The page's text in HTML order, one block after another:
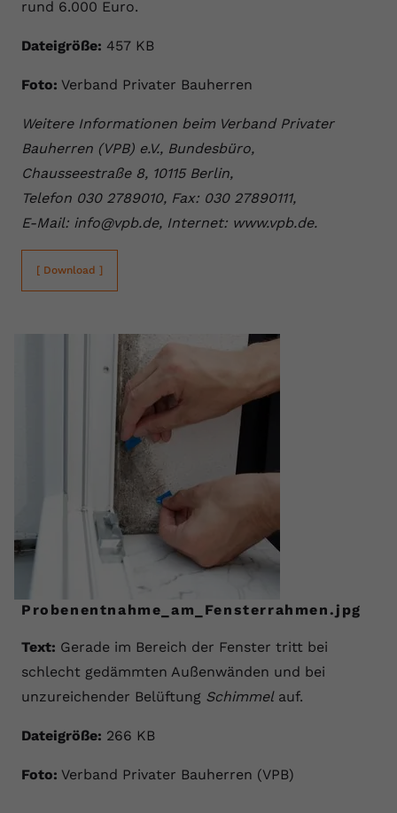
rund 6.000 Euro.
Dateigröße: 457 KB
Foto: Verband Privater Bauherren
Weitere Informationen beim Verband Privater
Bauherren (VPB) e.V., Bundesbüro,
Chausseestraße 8, 10115 Berlin,
Telefon 030 2789010, Fax: 030 27890111,
E-Mail: info@vpb.de, Internet: www.vpb.de.
[ Download ]
Probenentnahme_am_Fensterrahmen.jpg
Text: Gerade im Bereich der Fenster tritt bei
schlecht gedämmten Außenwänden und bei
unzureichender Belüftung Schimmelauf.
Dateigröße: 266 KB
Foto: Verband Privater Bauherren (VPB)
Anbieter Youtube.com
Laufzeit Session
Zweck
Dieser von YouTube gesetzte Cookie
Daten darüber zu speichern, welche
gesehen hat.
Name yt-remote-connected-devices
Anbieter
Laufzeit
Videopräferenzen des Nutzers zu
speichern, der eingebettete YouTube-
Videos verwendet.